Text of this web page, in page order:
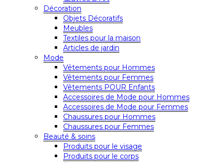
Décoration
Objets Décoratifs
Meubles
Textiles pour la maison
Articles de jardin
Mode
Vêtements pour Hommes
Vêtements pour Femmes
Vêtements POUR Enfants
Accessoires de Mode pour Hommes
Accessoires de Mode pour Femmes
Chaussures pour Hommes
Chaussures pour Femmes
Beauté & soins
Produits pour le visage
Produits pour le corps